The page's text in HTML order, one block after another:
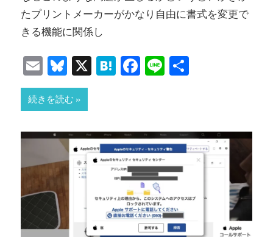
たプリントメーカーがかなり自由に書式を変更で
きる機能に関係し
EmailBluesky
X Hatena
Facebook
Line
続きを読む